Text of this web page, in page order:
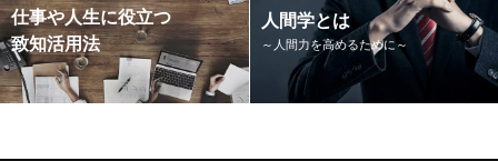
仕事や人生に役立つ
致知活用法
人間学とは
～人間力を高めるために～